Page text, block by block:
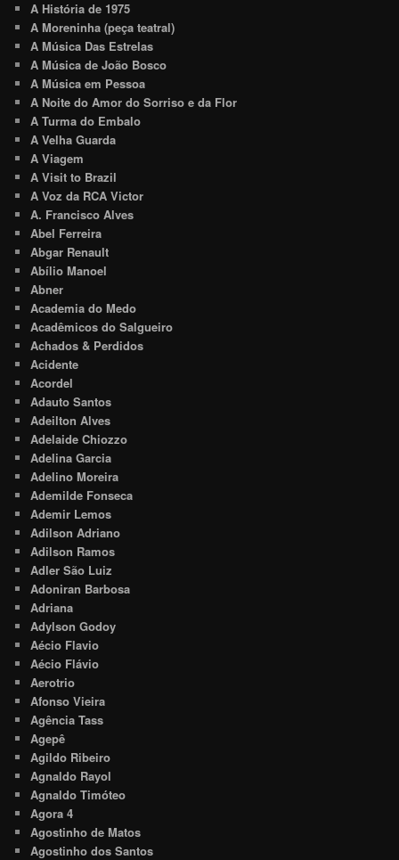
A História de 1975
A Moreninha (peça teatral)
A Música Das Estrelas
A Música de João Bosco
A Música em Pessoa
A Noite do Amor do Sorriso e da Flor
A Turma do Embalo
A Velha Guarda
A Viagem
A Visit to Brazil
A Voz da RCA Victor
A. Francisco Alves
Abel Ferreira
Abgar Renault
Abílio Manoel
Abner
Academia do Medo
Acadêmicos do Salgueiro
Achados & Perdidos
Acidente
Acordel
Adauto Santos
Adeilton Alves
Adelaide Chiozzo
Adelina Garcia
Adelino Moreira
Ademilde Fonseca
Ademir Lemos
Adilson Adriano
Adilson Ramos
Adler São Luiz
Adoniran Barbosa
Adriana
Adylson Godoy
Aécio Flavio
Aécio Flávio
Aerotrio
Afonso Vieira
Agência Tass
Agepê
Agildo Ribeiro
Agnaldo Rayol
Agnaldo Timóteo
Agora 4
Agostinho de Matos
Agostinho dos Santos